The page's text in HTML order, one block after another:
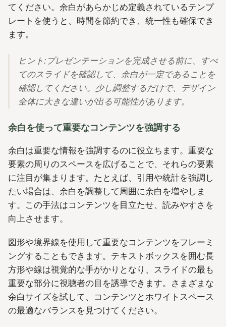
てください。余白があらかじめ定義されているテンプ
レートを使うと、時間を節約でき、統一性も確保でき
ます。
ヒント:プレゼンテーションを完成させる前に、すべ
てのスライドを確認して、余白が一定であることを
確認してください。少し調整するだけで、デザイン
全体に大きな違いが出る可能性があります。
余白を使って重要なコンテンツを強調する
余白は重要な情報を強調するのに役立ちます。重要な
要素の周りのスペースを広げることで、それらの要素
に注目が集まります。たとえば、引用や統計を強調し
たい場合は、余白を調整して周囲に余白を増やしま
す。この手法はコンテンツを目立たせ、読みやすさを
向上させます。
図形や境界線を使用して重要なコンテンツをフレーミ
ングすることもできます。テキストボックスを囲む長
方形や線は視覚的な手がかりとなり、スライドの最も
重要な部分に視聴者の目を誘導できます。さまざまな
余白サイズを試して、コンテンツとホワイトスペース
の最適なバランスを見つけてください。